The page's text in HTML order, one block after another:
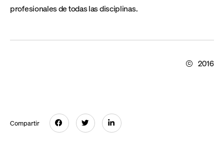
profesionales de todas las disciplinas.
2016
Compartir